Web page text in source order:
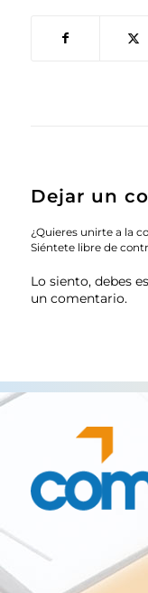
Dejar un
¿Quieres unirte a la
Siéntete libre de
Lo siento, debes
un comentario.